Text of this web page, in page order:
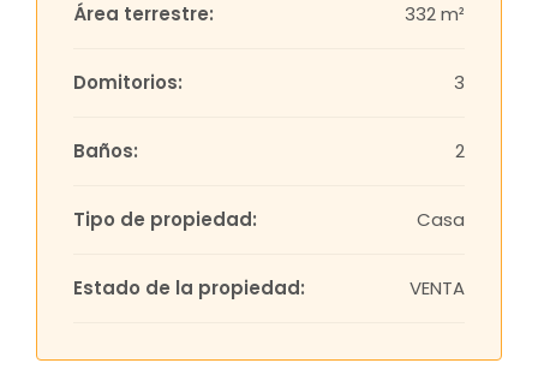
Área terrestre: 332 m²
Domitorios: 3
Baños: 2
Tipo de propiedad: Casa
Estado de la propiedad: VENTA